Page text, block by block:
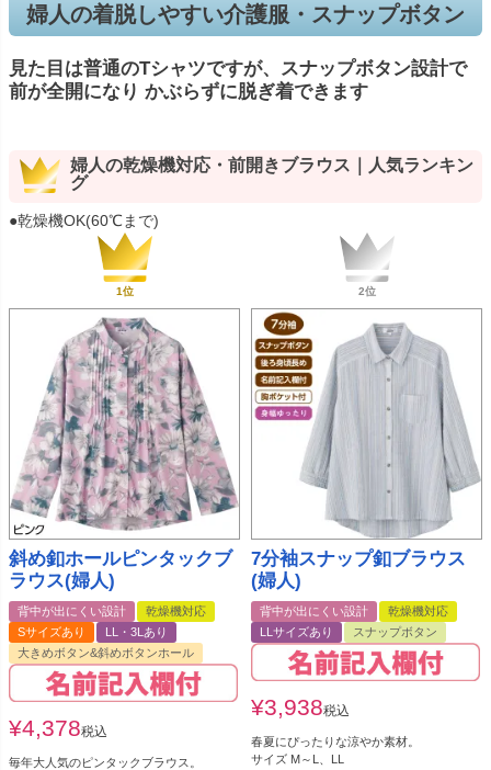
婦人の着脱しやすい介護服・スナップボタン
見た目は普通のTシャツですが、スナップボタン設計で
前が全開になり かぶらずに脱ぎ着できます
婦人の乾燥機対応・前開きブラウス｜人気ランキン
グ
●乾燥機OK(60℃まで)
斜め釦ホールピンタックブ
ラウス(婦人)
背中が出にくい設計
乾燥機対応
Sサイズあり
LL・3Lあり
大きめボタン&斜めボタンホール
¥4,378税込
毎年大人気のピンタックブラウス。
7分袖スナップ釦ブラウス
(婦人)
背中が出にくい設計
乾燥機対応
LLサイズあり
スナップボタン
¥3,938税込
春夏にぴったりな涼やか素材。
サイズ M～L、LL